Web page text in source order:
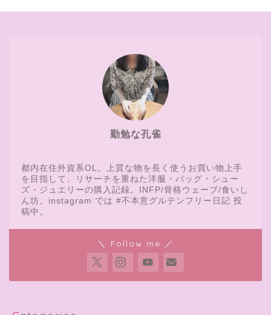
勤勉な孔雀
都内在住外資系OL。上質な物を長く使うお買い物上手
を目指して、リサーチを重ねた洋服・バッグ・シュー
ズ・ジュエリーの購入記録。INFP/骨格ウェーブ/食いし
ん坊。instagram では #不本意グルテンフリー日記 投
稿中。
＼ Follow me ／